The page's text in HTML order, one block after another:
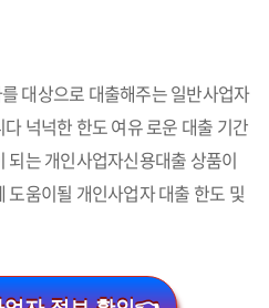
대상으로 대출해주는 일반사업자
넉넉한 한도 여유 로운 대출 기간
는 개인사업자신용대출 상품이
움이될 개인사업자 대출 한도 및